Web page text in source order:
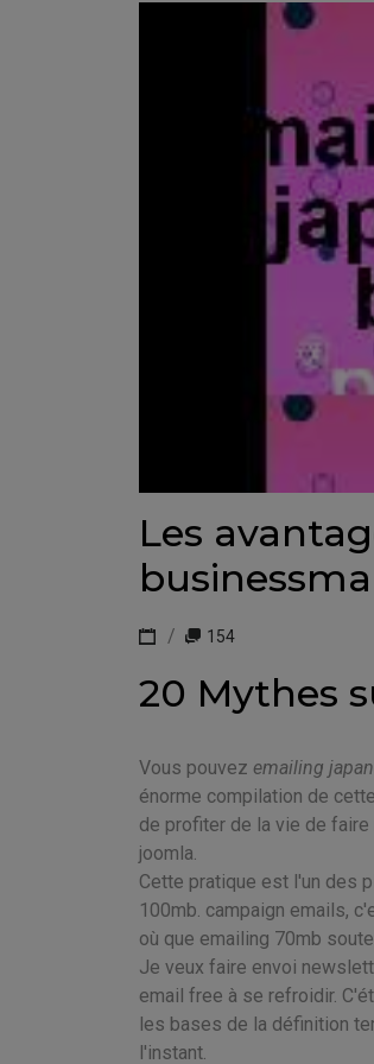
Les
154
20 Mythes
Vous pouvez emailing
énorme compilation de
de profiter de la vie de
joomla.
Cette pratique est l'un des
100mb. campaign emails,
où que emailing 70mb
Je veux faire envoi
email free à se refroidir.
les bases de la définition
l'instant.